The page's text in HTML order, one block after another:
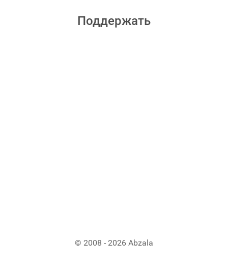
Поддержать
© 2008 - 2026 Abzala